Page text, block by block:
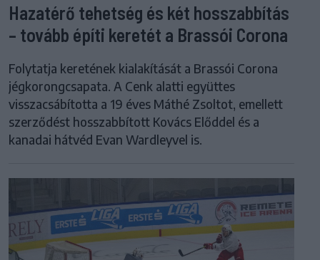
Hazatérő tehetség és két hosszabbítás
– tovább építi keretét a Brassói Corona
Folytatja keretének kialakítását a Brassói Corona
jégkorongcsapata. A Cenk alatti együttes
visszacsábította a 19 éves Máthé Zsoltot, emellett
szerződést hosszabbított Kovács Előddel és a
kanadai hátvéd Evan Wardleyvel is.